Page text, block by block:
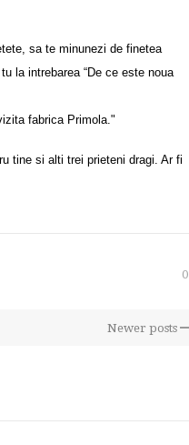
sa te minunezi de finetea
la intrebarea “De ce este noua
fabrica Primola."
tine si alti trei prieteni dragi. Ar fi
0
Newer posts